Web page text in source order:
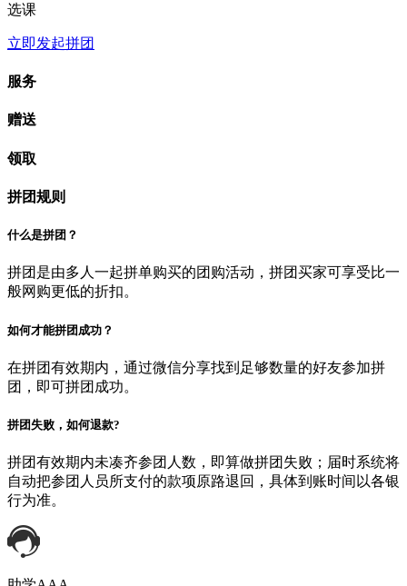
选课
立即发起拼团
服务
赠送
领取
拼团规则
什么是拼团？
拼团是由多人一起拼单购买的团购活动，拼团买家可享受比一
般网购更低的折扣。
如何才能拼团成功？
在拼团有效期内，通过微信分享找到足够数量的好友参加拼
团，即可拼团成功。
拼团失败，如何退款?
拼团有效期内未凑齐参团人数，即算做拼团失败；届时系统将
自动把参团人员所支付的款项原路退回，具体到账时间以各银
行为准。